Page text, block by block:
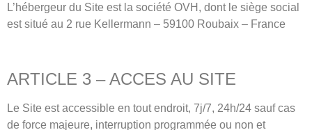
L’hébergeur du Site est la société OVH, dont le siège social
est situé au 2 rue Kellermann – 59100 Roubaix – France
ARTICLE 3 – ACCES AU SITE
Le Site est accessible en tout endroit, 7j/7, 24h/24 sauf cas
de force majeure, interruption programmée ou non et